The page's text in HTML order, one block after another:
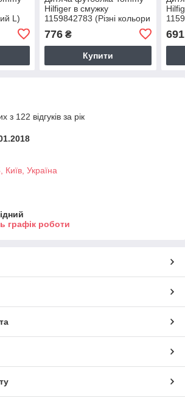
L)
Hilfiger в смужку
1159842783 (Різні кольори
776₴
Купити
691
з 122 відгуків за рік
Україна
графік роботи